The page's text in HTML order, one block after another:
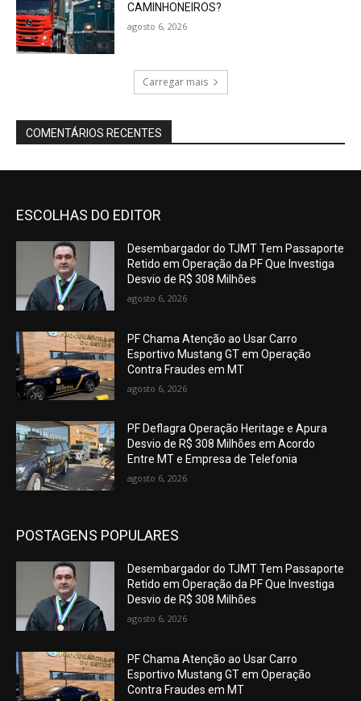
CAMINHONEIROS?
agosto 6, 2026
Carregar mais
COMENTÁRIOS RECENTES
ESCOLHAS DO EDITOR
Desembargador do TJMT Tem Passaporte
Retido em Operação da PF Que Investiga
Desvio de R$ 308 Milhões
agosto 6, 2026
PF Chama Atenção ao Usar Carro
Esportivo Mustang GT em Operação
Contra Fraudes em MT
agosto 6, 2026
PF Deflagra Operação Heritage e Apura
Desvio de R$ 308 Milhões em Acordo
Entre MT e Empresa de Telefonia
agosto 6, 2026
POSTAGENS POPULARES
Desembargador do TJMT Tem Passaporte
Retido em Operação da PF Que Investiga
Desvio de R$ 308 Milhões
agosto 6, 2026
PF Chama Atenção ao Usar Carro
Esportivo Mustang GT em Operação
Contra Fraudes em MT